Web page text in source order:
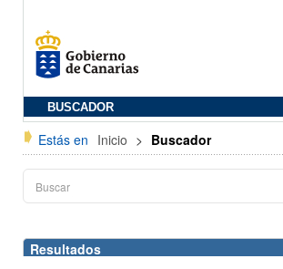
BUSCADOR
Estás en Inicio > Buscador
Resultados